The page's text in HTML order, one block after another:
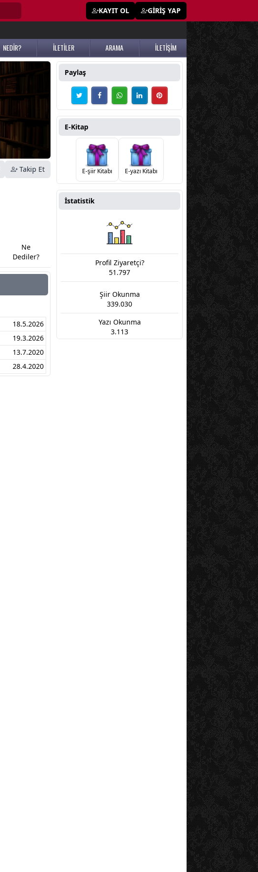
KAYIT OL GİRİŞ YAP
NEDİR? İLETİLER ARAMA İLETİŞİM
Takip Et
Ne
Dediler?
18.5.2026
19.3.2026
13.7.2020
28.4.2020
Paylaş
E-Kitap
E-şiir Kitabı E-yazı Kitabı
İstatistik
Profil Ziyaretçi?
51.797
Şiir Okunma
339.030
Yazı Okunma
3.113